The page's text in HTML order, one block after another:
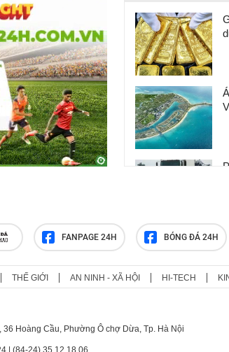
FANPAGE 24H BÓNG ĐÁ 24H
THẾ GIỚI AN NINH - XÃ HỘI HI-TECH
36 Hoàng Cầu, Phường Ô chợ Dừa, Tp. Hà Nội
| (84-24) 35 12 18 06